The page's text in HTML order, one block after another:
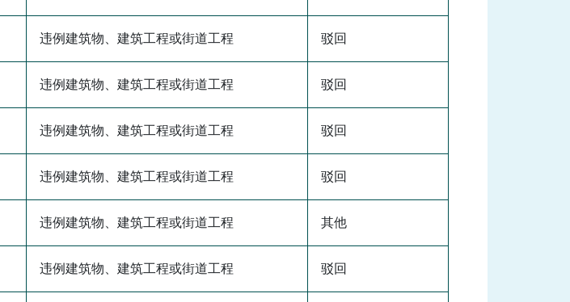
违例建筑物、建筑工程或街道工程 驳回
违例建筑物、建筑工程或街道工程 驳回
违例建筑物、建筑工程或街道工程 驳回
违例建筑物、建筑工程或街道工程 驳回
违例建筑物、建筑工程或街道工程 其他
违例建筑物、建筑工程或街道工程 驳回